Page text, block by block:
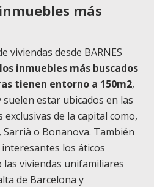
más
viviendas desde BARNES
los inmuebles más buscados
tienen entorno a 150m2,
estar ubicados en las
exclusivas de la capital como,
o Bonanova. También
los áticos
las viviendas unifamiliares
de Barcelona y